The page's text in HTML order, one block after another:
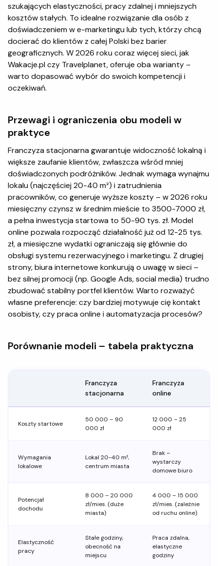
szukających elastyczności, pracy zdalnej i mniejszych
kosztów stałych. To idealne rozwiązanie dla osób z
doświadczeniem w e-marketingu lub tych, którzy chcą
docierać do klientów z całej Polski bez barier
geograficznych. W 2026 roku coraz więcej sieci, jak
Wakacje.pl czy Travelplanet, oferuje oba warianty –
warto dopasować wybór do swoich kompetencji i
oczekiwań.
Przewagi i ograniczenia obu modeli w
praktyce
Franczyza stacjonarna gwarantuje widoczność lokalną i
większe zaufanie klientów, zwłaszcza wśród mniej
doświadczonych podróżników. Jednak wymaga wynajmu
lokalu (najczęściej 20-40 m²) i zatrudnienia
pracowników, co generuje wyższe koszty – w 2026 roku
miesięczny czynsz w średnim mieście to 3500-7000 zł,
a pełna inwestycja startowa to 50-90 tys. zł. Model
online pozwala rozpocząć działalność już od 12-25 tys.
zł, a miesięczne wydatki ograniczają się głównie do
obsługi systemu rezerwacyjnego i marketingu. Z drugiej
strony, biura internetowe konkurują o uwagę w sieci –
bez silnej promocji (np. Google Ads, social media) trudno
zbudować stabilny portfel klientów. Warto rozważyć
własne preferencje: czy bardziej motywuje cię kontakt
osobisty, czy praca online i automatyzacja procesów?
Porównanie modeli – tabela praktyczna
Franczyza
stacjonarna
Franczyza
online
Koszty startowe
50 000 – 90
000 zł
12 000 – 25
000 zł
Wymagania
lokalowe
Lokal 20-40 m²,
centrum miasta
Brak –
wystarczy
domowe biuro
Potencjał
dochodu
8 000 – 20 000
zł/mies. (duże
miasta)
4 000 – 15 000
zł/mies. (zależnie
od ruchu online)
Elastyczność
pracy
Stałe godziny,
obecność na
miejscu
Praca zdalna,
elastyczne
godziny